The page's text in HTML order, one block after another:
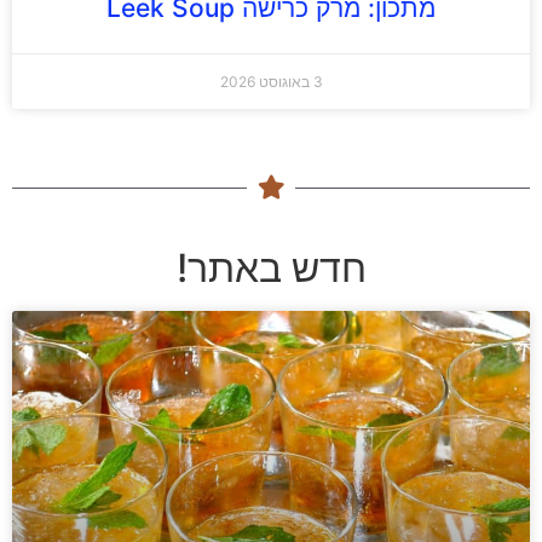
מתכון: מרק כרישה Leek Soup
3 באוגוסט 2026
חדש באתר!